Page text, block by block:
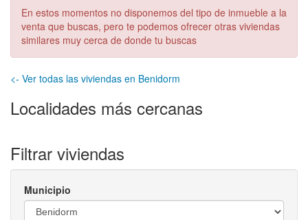
En estos momentos no disponemos del tipo de inmueble a la
venta que buscas, pero te podemos ofrecer otras viviendas
similares muy cerca de donde tu buscas
<- Ver todas las viviendas en Benidorm
Localidades más cercanas
Filtrar viviendas
Municipio